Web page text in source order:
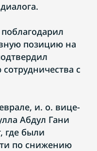
позицию на
с
и. о. вице-
Абдул Гани
где были
по снижению